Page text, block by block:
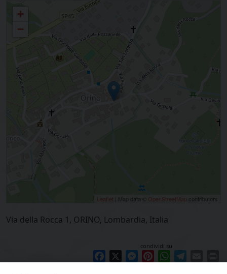
Parrocchia B. VERGINE IMMACOLATA - ORINO
+
−
Leaflet | Map data © OpenStreetMap contributors
Via della Rocca 1, ORINO, Lombardia, Italia
condividi su
Facebook Messenger
PinterestWhatsApp